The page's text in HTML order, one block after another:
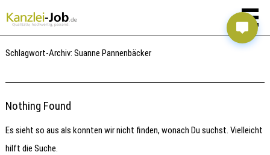
Schlagwort-Archiv:Suanne Pannenbäcker
Nothing Found
Es sieht so aus als konnten wir nicht finden, wonach Du suchst. Vielleicht
hilft die Suche.